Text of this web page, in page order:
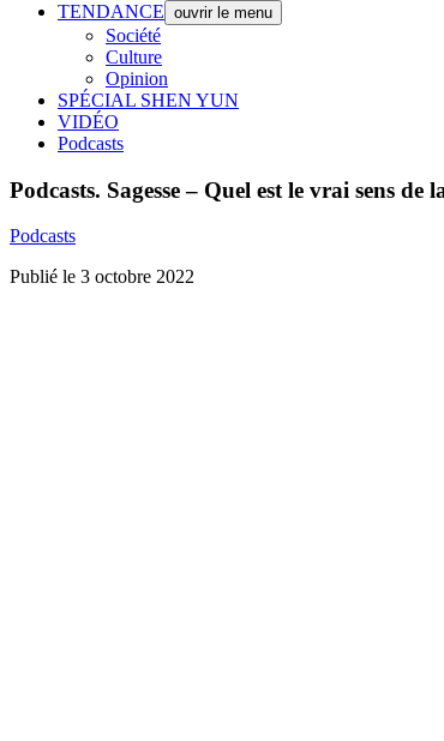
TENDANCE ouvrir le menu
Société
Culture
Opinion
SPÉCIAL SHEN YUN
VIDÉO
Podcasts
Podcasts. Sagesse – Quel est le vrai sens
Podcasts
Publié le 3 octobre 2022